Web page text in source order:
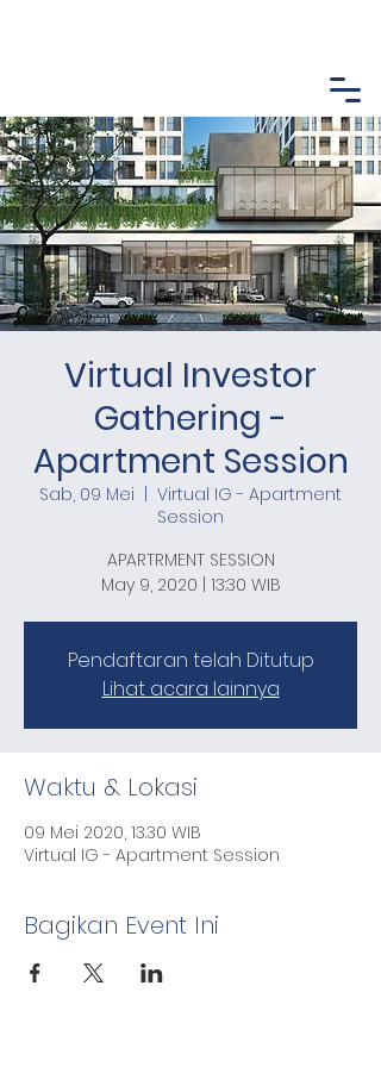
Virtual Investor
Gathering -
Apartment Session
Sab, 09 Mei
Virtual IG - Apartment
Session
APARTRMENT SESSION
May 9, 2020 | 13:30 WIB
Pendaftaran telah Ditutup
Lihat acara lainnya
Waktu & Lokasi
09 Mei 2020, 13.30 WIB
Virtual IG - Apartment Session
Bagikan Event Ini